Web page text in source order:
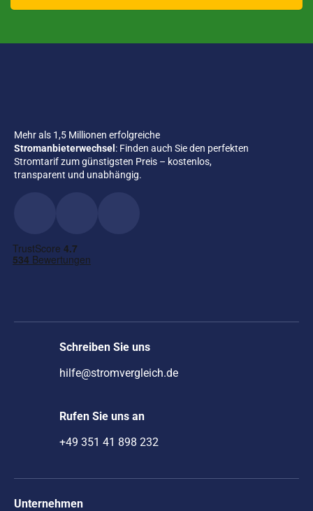
Mehr als 1,5 Millionen erfolgreiche
Stromanbieterwechsel : Finden auch Sie den perfekten
Stromtarif zum günstigsten Preis – kostenlos,
transparent und unabhängig.
Schreiben Sie uns
hilfe@stromvergleich.de
Rufen Sie uns an
+49 351 41 898 232
Unternehmen